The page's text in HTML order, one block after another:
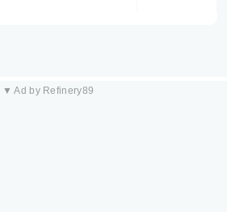
▼ Ad by Refinery89